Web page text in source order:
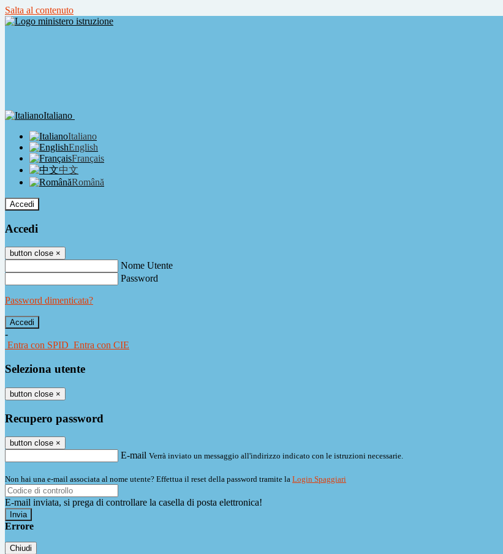
Salta al contenuto
Italiano
Italiano
English
Français
中文
Română
Accedi
Accedi
button close ×
Nome Utente
Password
Password dimenticata?
-
Entra con SPID Entra con CIE
Seleziona utente
button close ×
Recupero password
button close ×
E-mail Verrà inviato un messaggio all'indirizzo indicato con le istruzioni necessarie.
Non hai una e-mail associata al nome utente? Effettua il reset della password tramite la Login Spaggiari
E-mail inviata, si prega di controllare la casella di posta elettronica!
Errore
Chiudi